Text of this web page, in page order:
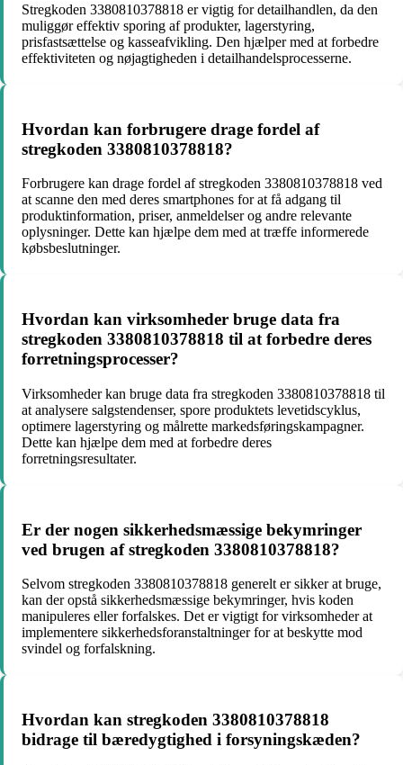
Stregkoden 3380810378818 er vigtig for detailhandlen, da den
muliggør effektiv sporing af produkter, lagerstyring,
prisfastsættelse og kasseafvikling. Den hjælper med at forbedre
effektiviteten og nøjagtigheden i detailhandelsprocesserne.
Hvordan kan forbrugere drage fordel af
stregkoden 3380810378818?
Forbrugere kan drage fordel af stregkoden 3380810378818 ved
at scanne den med deres smartphones for at få adgang til
produktinformation, priser, anmeldelser og andre relevante
oplysninger. Dette kan hjælpe dem med at træffe informerede
købsbeslutninger.
Hvordan kan virksomheder bruge data fra
stregkoden 3380810378818 til at forbedre deres
forretningsprocesser?
Virksomheder kan bruge data fra stregkoden 3380810378818 til
at analysere salgstendenser, spore produktets levetidscyklus,
optimere lagerstyring og målrette markedsføringskampagner.
Dette kan hjælpe dem med at forbedre deres
forretningsresultater.
Er der nogen sikkerhedsmæssige bekymringer
ved brugen af stregkoden 3380810378818?
Selvom stregkoden 3380810378818 generelt er sikker at bruge,
kan der opstå sikkerhedsmæssige bekymringer, hvis koden
manipuleres eller forfalskes. Det er vigtigt for virksomheder at
implementere sikkerhedsforanstaltninger for at beskytte mod
svindel og forfalskning.
Hvordan kan stregkoden 3380810378818
bidrage til bæredygtighed i forsyningskæden?